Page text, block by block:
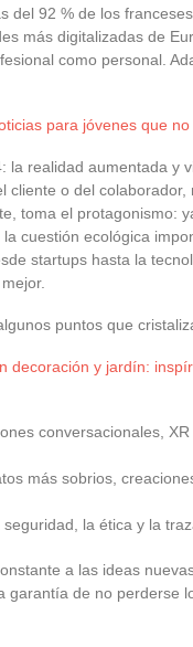
del 92 % de los
más digitalizadas de
como personal.
para jóvenes que
la realidad aumentada y
cliente o del
toma el protagonismo:
cuestión ecológica
startups hasta la
puntos que
decoración y jardín:
conversacionales,
más sobrios,
la ética y la
a las ideas
garantía de no perderse